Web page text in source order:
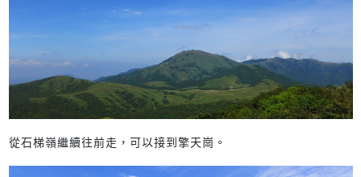
從石梯嶺繼續往前走，可以接到擎天崗。